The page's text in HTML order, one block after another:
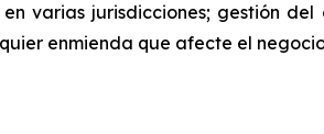
varias jurisdicciones; gestión
enmienda que afecte el